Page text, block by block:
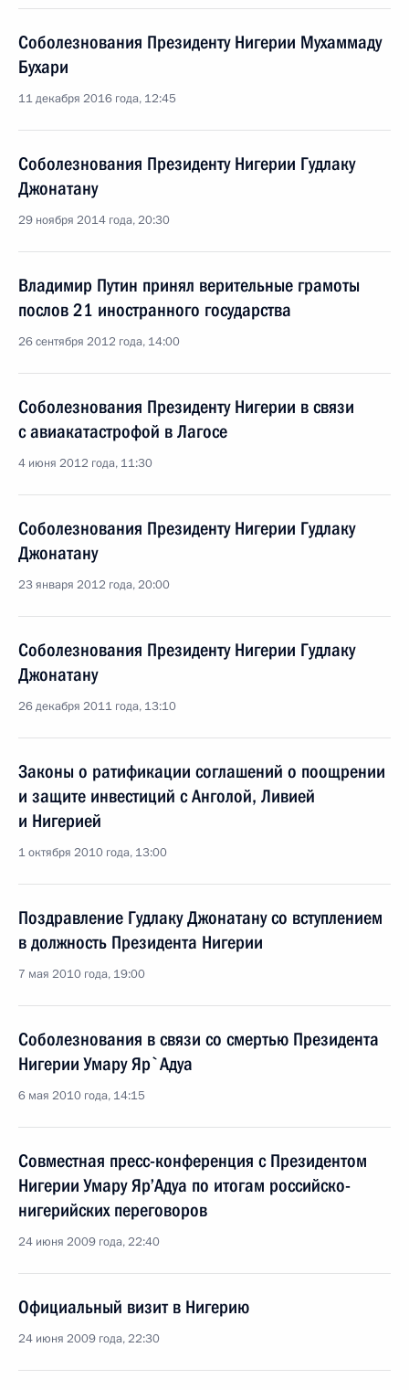
Соболезнования Президенту Нигерии Мухаммаду
Бухари
11 декабря 2016 года, 12:45
Соболезнования Президенту Нигерии Гудлаку
Джонатану
29 ноября 2014 года, 20:30
Владимир Путин принял верительные грамоты
послов 21 иностранного государства
26 сентября 2012 года, 14:00
Соболезнования Президенту Нигерии в связи
с авиакатастрофой в Лагосе
4 июня 2012 года, 11:30
Соболезнования Президенту Нигерии Гудлаку
Джонатану
23 января 2012 года, 20:00
Соболезнования Президенту Нигерии Гудлаку
Джонатану
26 декабря 2011 года, 13:10
Законы о ратификации соглашений о поощрении
и защите инвестиций с Анголой, Ливией
и Нигерией
1 октября 2010 года, 13:00
Поздравление Гудлаку Джонатану со вступлением
в должность Президента Нигерии
7 мая 2010 года, 19:00
Соболезнования в связи со смертью Президента
Нигерии Умару Яр`Адуа
6 мая 2010 года, 14:15
Совместная пресс-конференция с Президентом
Нигерии Умару Яр’Адуа по итогам российско-
нигерийских переговоров
24 июня 2009 года, 22:40
Официальный визит в Нигерию
24 июня 2009 года, 22:30